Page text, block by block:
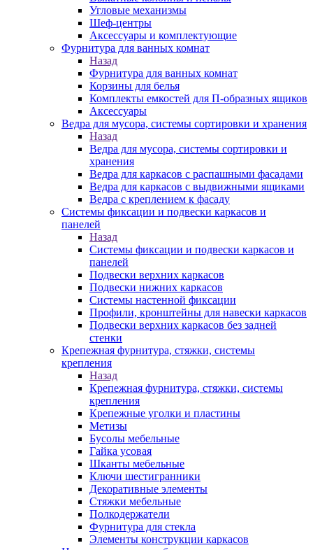
Угловые механизмы
Шеф-центры
Аксессуары и комплектующие
Фурнитура для ванных комнат
Назад
Фурнитура для ванных комнат
Корзины для белья
Комплекты емкостей для П-образных ящиков
Аксессуары
Ведра для мусора, системы сортировки и хранения
Назад
Ведра для мусора, системы сортировки и
хранения
Ведра для каркасов с распашными фасадами
Ведра для каркасов с выдвижными ящиками
Ведра с креплением к фасаду
Системы фиксации и подвески каркасов и
панелей
Назад
Системы фиксации и подвески каркасов и
панелей
Подвески верхних каркасов
Подвески нижних каркасов
Системы настенной фиксации
Профили, кронштейны для навески каркасов
Подвески верхних каркасов без задней
стенки
Крепежная фурнитура, стяжки, системы
крепления
Назад
Крепежная фурнитура, стяжки, системы
крепления
Крепежные уголки и пластины
Метизы
Бусолы мебельные
Гайка усовая
Шканты мебельные
Ключи шестигранники
Декоративные элементы
Стяжки мебельные
Полкодержатели
Фурнитура для стекла
Элементы конструкции каркасов